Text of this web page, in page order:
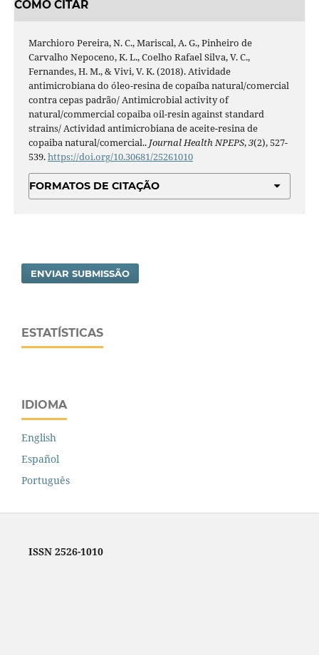
COMO CITAR
Marchioro Pereira, N. C., Mariscal, A. G., Pinheiro de
Carvalho Nepoceno, K. L., Coelho Rafael Silva, V. C.,
Fernandes, H. M., & Vivi, V. K. (2018). Atividade
antimicrobiana do óleo-resina de copaíba natural/comercial
contra cepas padrão/ Antimicrobial activity of
natural/commercial copaiba oil-resin against standard
strains/ Actividad antimicrobiana de aceite-resina de
copaiba natural/comercial.. Journal Health NPEPS,3(2), 527-
539.https://doi.org/10.30681/25261010
FORMATOS DE CITAÇÃO
ENVIAR SUBMISSÃO
ESTATÍSTICAS
IDIOMA
English
Español
Português
ISSN 2526-1010